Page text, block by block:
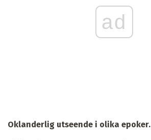
ad
Oklanderlig utseende i olika epoker.